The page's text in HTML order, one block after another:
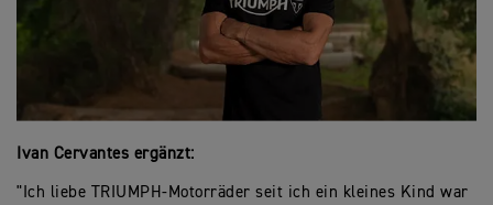
Ivan Cervantes ergänzt:
"Ich liebe TRIUMPH-Motorräder seit ich ein kleines Kind war